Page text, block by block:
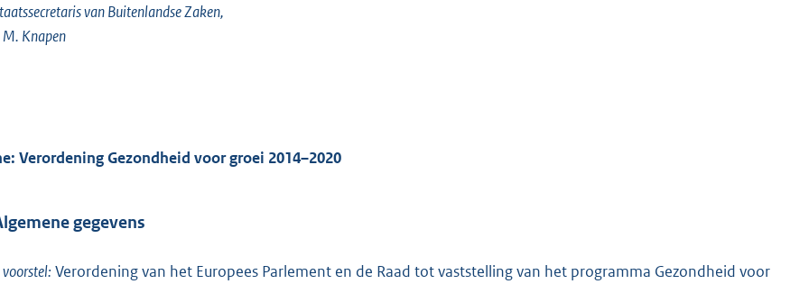
van Buitenlandse Zaken,
M. Knapen
Verordening Gezondheid voor groei 2014–2020
gegevens
Verordening van het Europees Parlement en de Raad tot vaststelling van het programma Gezondheid voor